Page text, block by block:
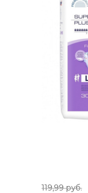
119,99руб.